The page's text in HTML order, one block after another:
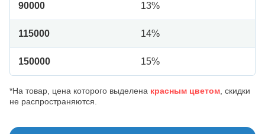
90000 13%
115000 14%
150000 15%
*На товар, цена которого выделена красным цветом , скидки
не распространяются.